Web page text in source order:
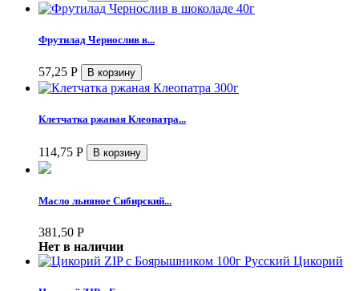
Фрутилад Чернослив в...
57,25 Р
Клетчатка ржаная Клеопатра...
114,75 Р
Масло льняное Сибирский...
381,50 Р
Нет в наличии